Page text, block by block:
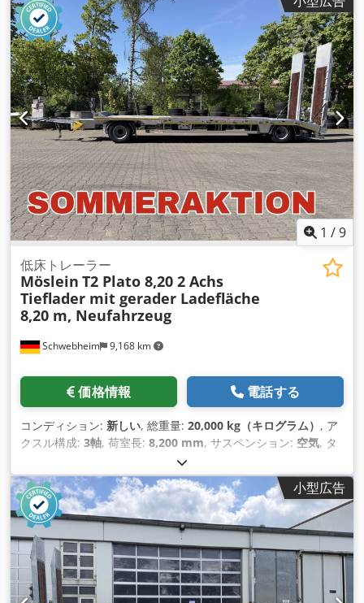
ロントタイヤサイズ:235/75 R 17,5
, 後輪タイヤサイズ:
235/75 R 17,5, 運転席:その他 , 排出クラス: なし, 燃料:バイオ
ディーゼル, 装備: ABS（アンチロック・ブレーキ・システム）,
圧縮空気ブレーキ,
1 /9
Schwebheim 9,168 km
低床トレーラー
Möslein T2 Plato 8,20 2 Achs
Tieflader mit gerader Ladefläche
8,20 m, Neufahrzeug
価格情報 電話する
コンディション: 新しい, 総重量: 20,000 kg（キログラム） , ア
クスル構成: 3軸, 荷室長: 8,200 mm, サスペンション: 空気, タ
, 色:その他
ントタイヤサイズ:235/75 R 17,5, 後輪タイヤサイズ:235/75 R
17,5, 運転席:その他 , 排出クラス:なし, 燃料:バイオディーゼ
ル, 装備:ABS（アンチロック・ブレーキ・システム）, 圧縮空
気ブレーキ,
小型広告